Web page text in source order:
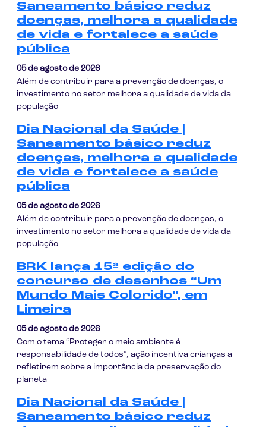
Saneamento básico reduz
doenças, melhora a qualidade
de vida e fortalece a saúde
pública
05 de agosto de 2026
Além de contribuir para a prevenção de doenças, o
investimento no setor melhora a qualidade de vida da
população
Dia Nacional da Saúde |
Saneamento básico reduz
doenças, melhora a qualidade
de vida e fortalece a saúde
pública
05 de agosto de 2026
Além de contribuir para a prevenção de doenças, o
investimento no setor melhora a qualidade de vida da
população
BRK lança 15ª edição do
concurso de desenhos “Um
Mundo Mais Colorido”, em
Limeira
05 de agosto de 2026
Com o tema “Proteger o meio ambiente é
responsabilidade de todos”, ação incentiva crianças a
refletirem sobre a importância da preservação do
planeta
Dia Nacional da Saúde |
Saneamento básico reduz